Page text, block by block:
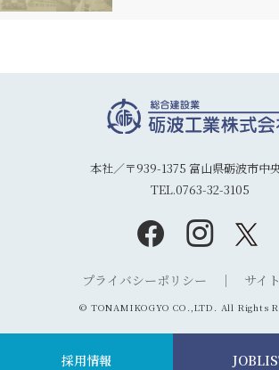
採用情報
本社／〒939-1375 富山県砺波市中
TEL.0763-32-3105
プライバシーポリシー サイ
© TONAMIKOGYO CO.,LTD. All Rights